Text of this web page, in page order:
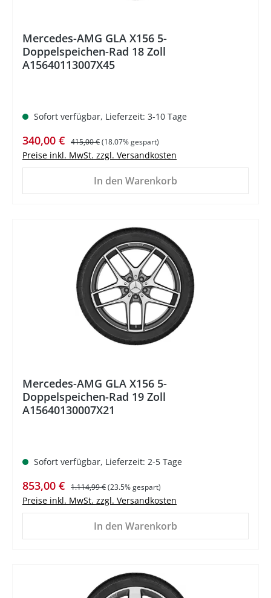
Mercedes-AMG GLA X156 5-
Doppelspeichen-Rad 18 Zoll
A15640113007X45
Sofort verfügbar, Lieferzeit: 3-10 Tage
Verkaufspreis:
340,00 € Regulärer Preis:
415,00 €(18.07% gespart)
Preise inkl. MwSt. zzgl. Versandkosten
In den Warenkorb
Mercedes-AMG GLA X156 5-
Doppelspeichen-Rad 19 Zoll
A15640130007X21
Sofort verfügbar, Lieferzeit: 2-5 Tage
Verkaufspreis:
853,00 € Regulärer Preis:
1.114,99 €(23.5% gespart)
Preise inkl. MwSt. zzgl. Versandkosten
In den Warenkorb